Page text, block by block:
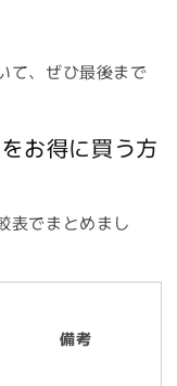
て、ぜひ最後まで
をお得に買う方
表でまとめまし
備考